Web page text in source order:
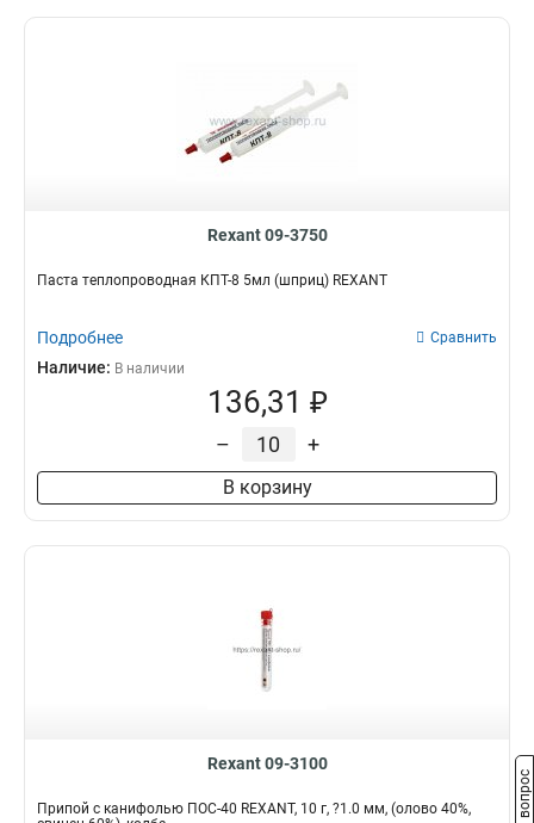
Rexant 09-3750
Паста теплопроводная КПТ-8 5мл (шприц) REXANT
Подробнее Сравнить
Наличие: В наличии
136,31 ₽
– +
В корзину
Rexant 09-3100
Припой с канифолью ПОС-40 REXANT, 10 г, ?1.0 мм, (олово 40%,